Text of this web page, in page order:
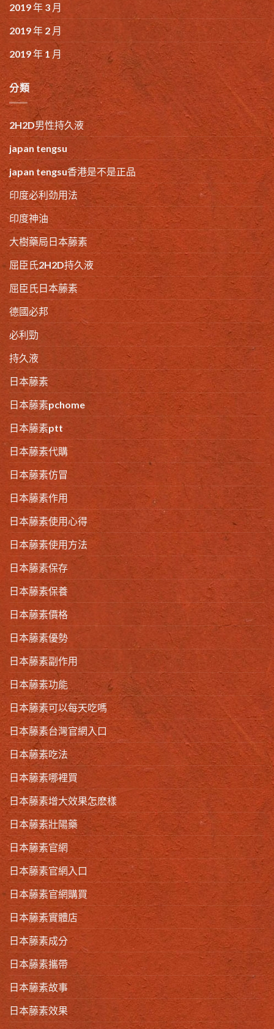
2019 年 3 月
2019 年 2 月
2019 年 1 月
分類
2H2D男性持久液
japan tengsu
japan tengsu香港是不是正品
印度必利劲用法
印度神油
大樹藥局日本藤素
屈臣氏2H2D持久液
屈臣氏日本藤素
德國必邦
必利勁
持久液
日本藤素
日本藤素pchome
日本藤素ptt
日本藤素代購
日本藤素仿冒
日本藤素作用
日本藤素使用心得
日本藤素使用方法
日本藤素保存
日本藤素保養
日本藤素價格
日本藤素優勢
日本藤素副作用
日本藤素功能
日本藤素可以每天吃嗎
日本藤素台灣官網入口
日本藤素吃法
日本藤素哪裡買
日本藤素增大效果怎麽樣
日本藤素壯陽藥
日本藤素官網
日本藤素官網入口
日本藤素官網購買
日本藤素實體店
日本藤素成分
日本藤素攜帶
日本藤素故事
日本藤素效果